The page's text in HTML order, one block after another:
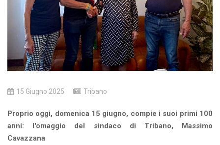
15 Giugno 2025 Tribano
Proprio oggi, domenica 15 giugno, compie i suoi primi 100
anni: l'omaggio del sindaco di Tribano, Massimo
Cavazzana